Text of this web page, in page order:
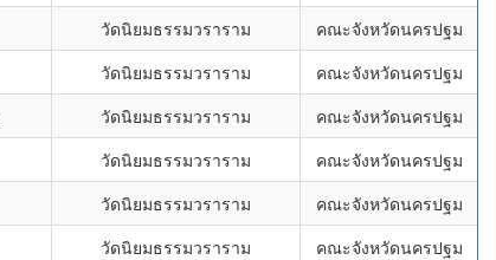
วัดนิยมธรรมวราราม
คณะจังหวัดนครปฐม
วัดนิยมธรรมวราราม
คณะจังหวัดนครปฐม
วัดนิยมธรรมวราราม
คณะจังหวัดนครปฐม
วัดนิยมธรรมวราราม
คณะจังหวัดนครปฐม
วัดนิยมธรรมวราราม
คณะจังหวัดนครปฐม
วัดนิยมธรรมวราราม
คณะจังหวัดนครปฐม